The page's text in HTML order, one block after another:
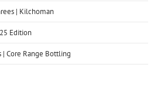
| Kilchoman
Edition
Core Range Bottling